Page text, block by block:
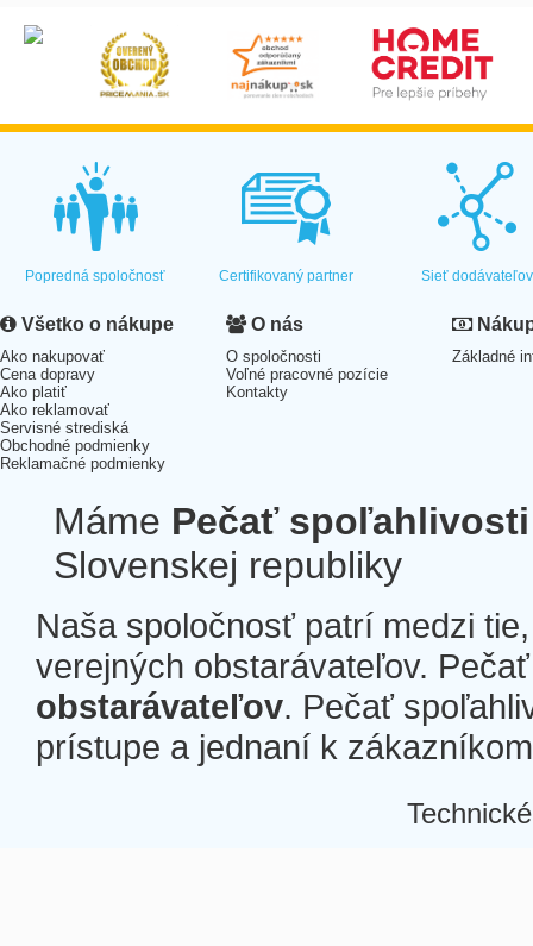
Popredná spoločnosť Certifikovaný partner Sieť dodávateľov
Všetko o nákupe
Ako nakupovať
Cena dopravy
Ako platiť
Ako reklamovať
Servisné strediská
Obchodné podmienky
Reklamačné podmienky
O nás
O spoločnosti
Voľné pracovné pozície
Kontakty
Základné
Máme Pečať spoľahlivosti
Slovenskej republiky
Naša spoločnosť patrí medzi
verejných obstarávateľov.
obstarávateľov. Pečať
prístupe a jednaní k